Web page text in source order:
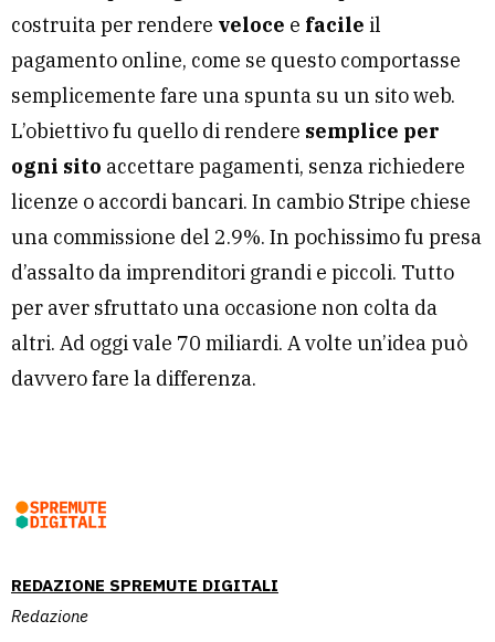
REDAZIONE SPREMUTE DIGITALI
Redazione
costruita per rendere veloce e facile il
pagamento online, come se questo comportasse
semplicemente fare una spunta su un sito web.
L’obiettivo fu quello di rendere semplice per
ogni sito accettare pagamenti, senza richiedere
licenze o accordi bancari. In cambio Stripe chiese
una commissione del 2.9%. In pochissimo fu presa
d’assalto da imprenditori grandi e piccoli. Tutto
per aver sfruttato una occasione non colta da
altri. Ad oggi vale 70 miliardi. A volte un’idea può
davvero fare la differenza.